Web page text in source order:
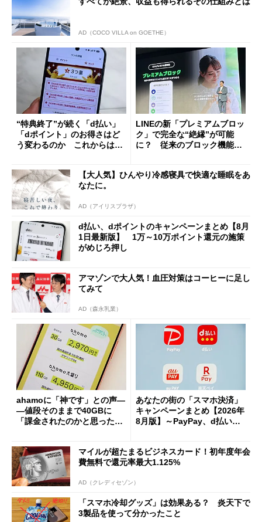
AD（COCO VILLA on GOETHE）
“特典終了”が続く「d払い」
「dポイント」のお得さはど
う変わるのか これからは
LINEの新「プレミアムブロッ
ク」で完全な“絶縁”が可能
に？ 従来のブロック機能と
【大人気】ひんやり冷感寝具で快適な睡眠をあ
なたに。
AD（アイリスプラザ）
d払い、dポイントのキャンペーンまとめ【8月
1日最新版】 1万～10万ポイント還元の施策
がめじろ押し
アマゾンで大人気！血圧対策はコーヒーに足し
てみて
AD（森永乳業）
ahamoに「神です」との声―
―値段そのままで40GBに
「課金されたのかと思った」
あなたの街の「スマホ決済」
キャンペーンまとめ【2026年
8月版】～PayPay、d払い、a
マイルが超たまるビジネスカード！初年度年会
費無料で還元率最大1.125%
AD（クレディセゾン）
「スマホ冷却グッズ」は効果ある？ 炎天下で
3製品を使って分かったこと